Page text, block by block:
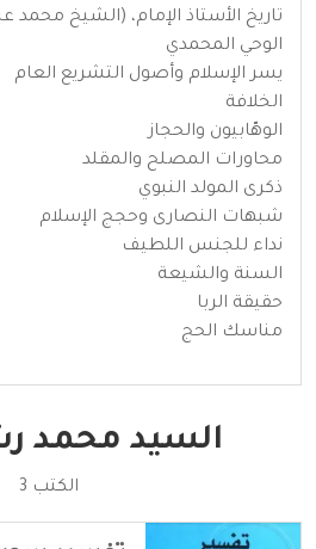
تاريخ الأستاذ الإمام، (الشيخ محمد
الوحي المحمدي
يسر الإسلام وأصول التشريع العام
الخلافة
الوهّابيون والحجاز
محاورات المصلح والمقلد
ذكرى المولد النبوي
شبهات النصارى وحجج الإسلام
نداء للجنس اللطيف
السنة والشيعة
حقيقة الربا
مناسك الحج
السيد محمد
الكتب 3